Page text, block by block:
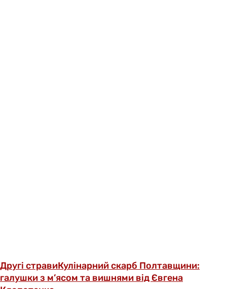
Другі стравиКулінарний скарб Полтавщини:
галушки з м’ясом та вишнями від Євгена